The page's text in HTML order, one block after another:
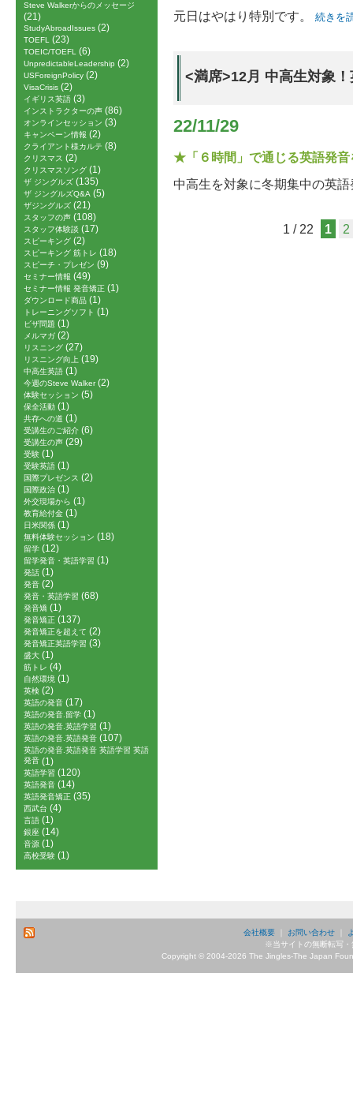
Steve Walkerからのメッセージ
(21)
StudyAbroadIssues (2)
TOEFL (23)
TOEIC/TOEFL (6)
UnpredictableLeadership (2)
USForeignPolicy (2)
VisaCrisis (2)
イギリス英語 (3)
インストラクターの声 (86)
オンラインセッション (3)
キャンペーン情報 (2)
クライアント様カルテ (8)
クリスマス (2)
クリスマスソング (1)
ザ ジングルズ (135)
ザ ジングルズQ&A (5)
ザジングルズ (21)
スタッフの声 (108)
スタッフ体験談 (17)
スピーキング (2)
スピーキング 筋トレ (18)
スピーチ・プレゼン (9)
セミナー情報 (49)
セミナー情報 発音矯正 (1)
ダウンロード商品 (1)
トレーニングソフト (1)
ビザ問題 (1)
メルマガ (2)
リスニング (27)
リスニング向上 (19)
中高生英語 (1)
今週のSteve Walker(2)
体験セッション (5)
保全活動 (1)
共存への道 (1)
受講生のご紹介 (6)
受講生の声 (29)
受験 (1)
受験英語 (1)
国際プレゼンス (2)
国際政治 (1)
外交現場から (1)
教育給付金 (1)
日米関係 (1)
無料体験セッション (18)
留学 (12)
留学発音・英語学習 (1)
発話 (1)
発音 (2)
発音・英語学習 (68)
発音矯 (1)
発音矯正 (137)
発音矯正を超えて (2)
発音矯正英語学習 (3)
盛大 (1)
筋トレ (4)
自然環境 (1)
英検 (2)
英語の発音 (17)
英語の発音.留学 (1)
英語の発音.英語学習 (1)
英語の発音.英語発音 (107)
英語の発音.英語発音 英語学習 英語
発音 (1)
英語学習 (120)
英語発音 (14)
英語発音矯正 (35)
西武台 (4)
言語 (1)
銀座 (14)
音源 (1)
高校受験 (1)
元日はやはり特別です。 続きを
<満席>12月 中高生対象
22/11/29
★「６時間」で通じる英語発
中高生を対象に冬期集中の英
1 / 22 1 2
会社概要｜ お問い合わせ｜
※当サイトの無断転写・
Copyright © 2004-2026 The Jingles-The Japan